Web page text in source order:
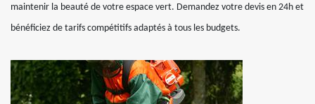
maintenir la beauté de votre espace vert. Demandez votre devis en 24h et
bénéficiez de tarifs compétitifs adaptés à tous les budgets.